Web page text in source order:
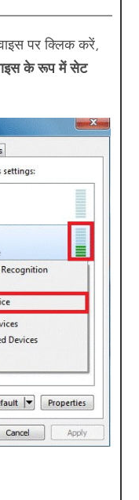
पर क्लिक करें,
के रूप में सेट